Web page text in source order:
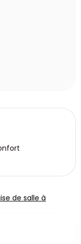
de salle à